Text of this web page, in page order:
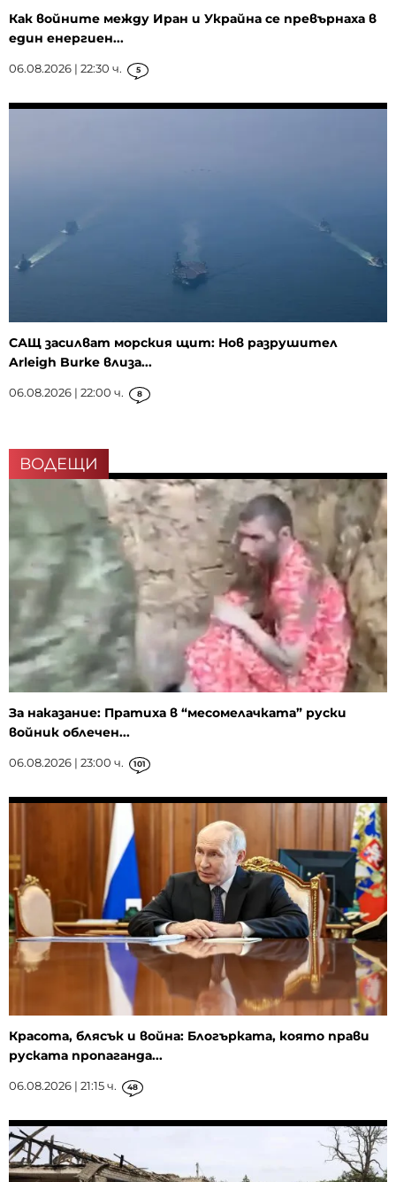
Как войните между Иран и Украйна се превърнаха в
един енергиен...
06.08.2026 | 22:30 ч. 5
САЩ засилват морския щит: Нов разрушител
Arleigh Burke влиза...
06.08.2026 | 22:00 ч. 8
ВОДЕЩИ
За наказание: Пратиха в “месомелачката” руски
войник облечен...
06.08.2026 | 23:00 ч. 101
Красота, блясък и война: Блогърката, която прави
руската пропаганда...
06.08.2026 | 21:15 ч. 48